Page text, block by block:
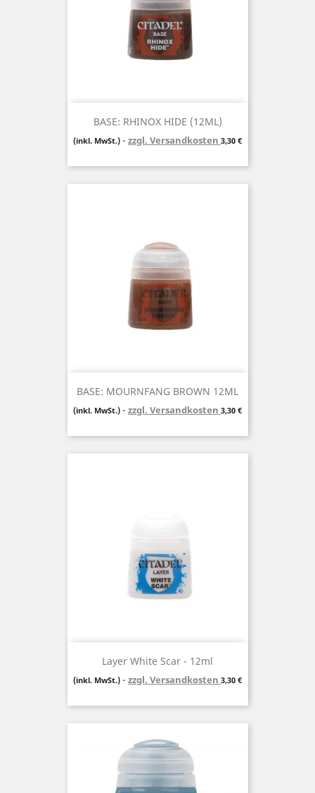
BASE: RHINOX HIDE (12ML)
(inkl. MwSt.) zzgl. Versandkosten Preis
3,30 €
BASE: MOURNFANG BROWN 12ML
(inkl. MwSt.) zzgl. Versandkosten Preis
3,30 €
Layer White Scar - 12ml
(inkl. MwSt.) zzgl. Versandkosten Preis
3,30 €